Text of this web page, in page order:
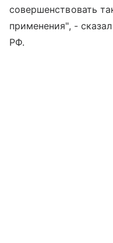
совершенствовать
применения", -
РФ.